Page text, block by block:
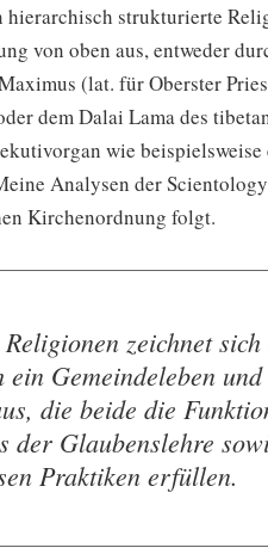
hierarchisch strukturierte
von oben aus, entweder
(lat. für Oberster
dem Dalai Lama des
wie beispielsweise
Analysen der
Kirchenordnung folgt.
zeichnet sich
Gemeindeleben und
die beide die
der Glaubenslehre
Praktiken erfüllen.